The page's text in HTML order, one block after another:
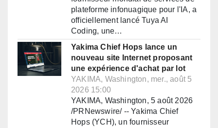
plateforme infonuagique pour l'IA, a
officiellement lancé Tuya AI
Coding, une…
Yakima Chief Hops lance un
nouveau site Internet proposant
une expérience d'achat par lot
YAKIMA, Washington, mer., août 5
2026 15:00
YAKIMA, Washington, 5 août 2026
/PRNewswire/ -- Yakima Chief
Hops (YCH), un fournisseur